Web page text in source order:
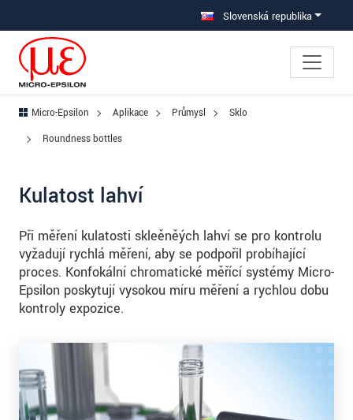
Prejdite priamo na hlavnú navigáciu Slovenská republika
Micro-Epsilon Aplikace Průmysl
Sklo
Roundness bottles
Kulatost lahví
Při měření kulatosti skleěněých lahví se pro kontrolu
vyžadují rychlá měření, aby se podpořil probíhající
proces. Konfokální chromatické měřící systémy Micro-
Epsilon poskytují vysokou míru měření a rychlou dobu
kontroly expozice.